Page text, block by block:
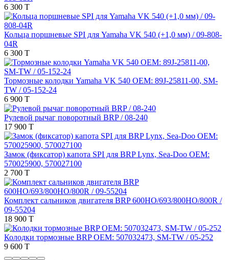
6 300 T
Кольца поршневые SPI для Yamaha VK 540 (+1,0 мм) / 09-808-
04R
6 300 T
Тормозные колодки Yamaha VK 540 OEM: 89J-25811-00, SM-
TW / 05-152-24
6 900 T
Рулевой рычаг поворотный BRP / 08-240
17 900 T
Замок (фиксатор) капота SPI для BRP Lynx, Sea-Doo OEM:
570025900, 570027100
2 700 T
Комплект сальников двигателя BRP 600HO/693/800HO/800R /
09-55204
18 900 T
Колодки тормозные BRP OEM: 507032473, SM-TW / 05-252
9 600 T